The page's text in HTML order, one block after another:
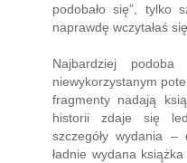
podobało się”, tylko
naprawdę wczytałaś
Najbardziej
niewykorzystanym
fragmenty nadają
historii zdaje się
szczegóły wydania
ładnie wydana